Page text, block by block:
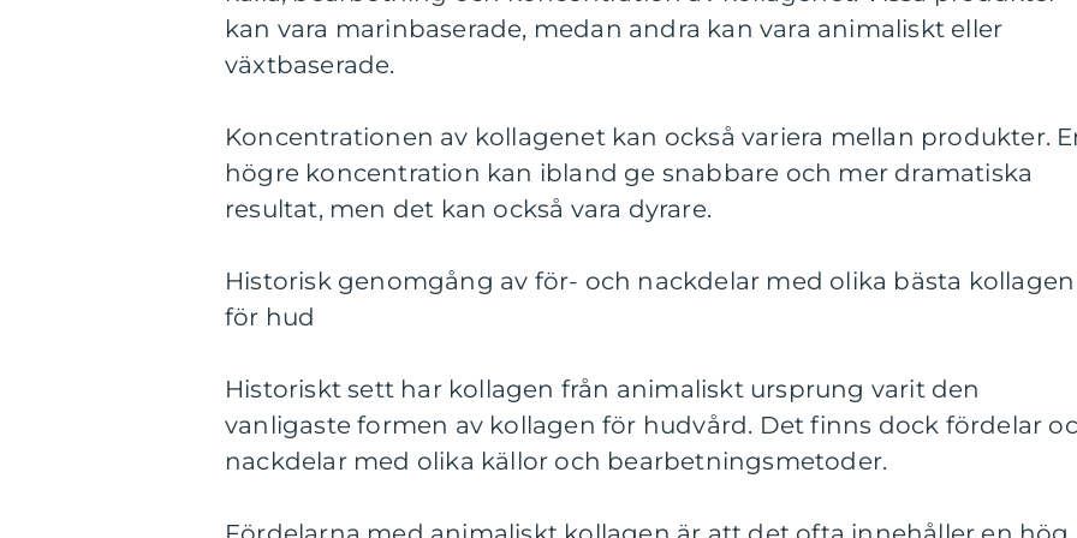
kan vara marinbaserade, medan andra kan vara animaliskt eller
växtbaserade.
Koncentrationen av kollagenet kan också variera mellan produkter.
högre koncentration kan ibland ge snabbare och mer dramatiska
resultat, men det kan också vara dyrare.
Historisk genomgång av för- och nackdelar med olika bästa kollagen
för hud
Historiskt sett har kollagen från animaliskt ursprung varit den
vanligaste formen av kollagen för hudvård. Det finns dock fördelar
nackdelar med olika källor och bearbetningsmetoder.